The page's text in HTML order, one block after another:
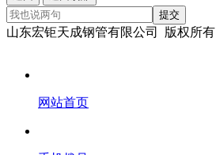
提交
山东宏钜天成钢管有限公司 版权所有
网站首页